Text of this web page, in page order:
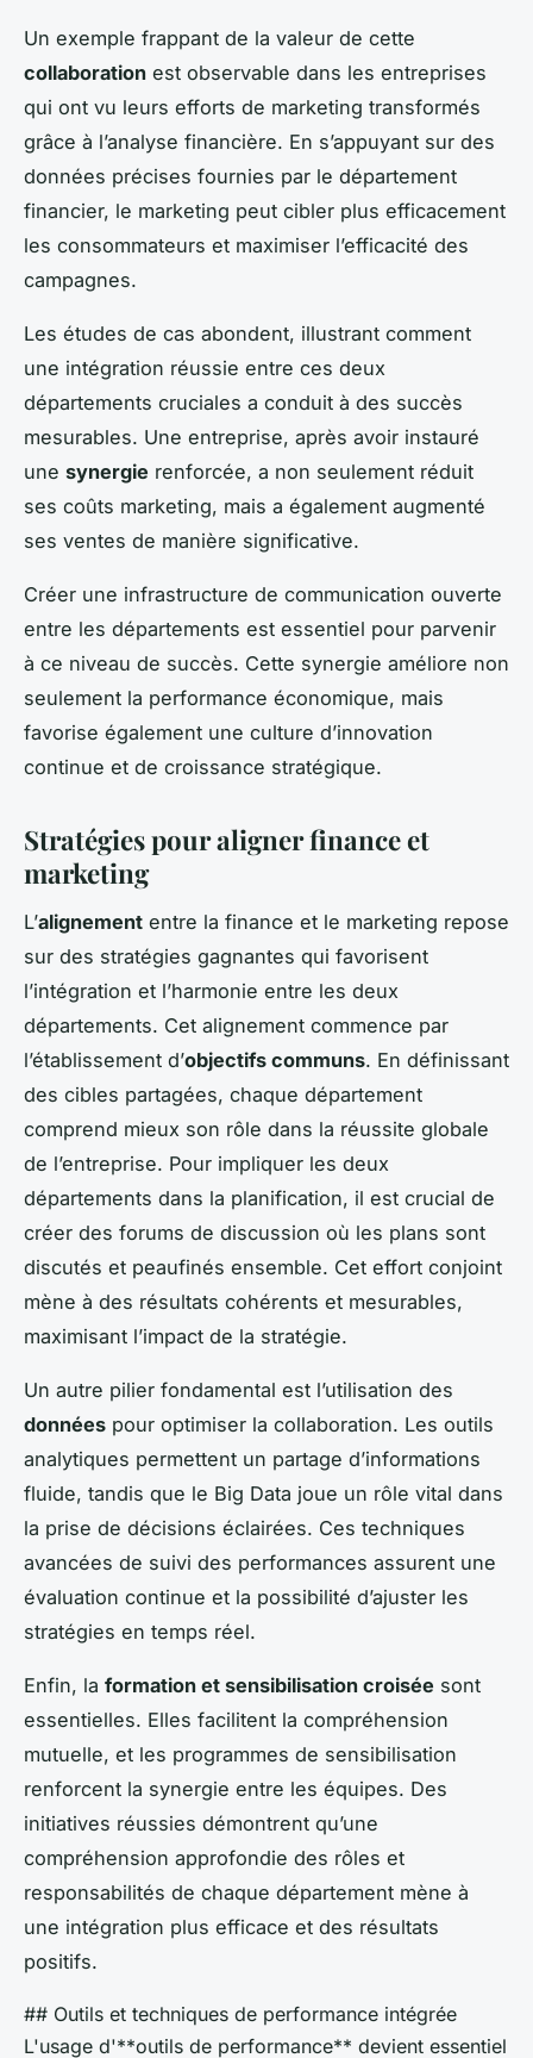
Un exemple frappant de la valeur de cette
collaboration est observable dans les entreprises
qui ont vu leurs efforts de marketing transformés
grâce à l’analyse financière. En s’appuyant sur des
données précises fournies par le département
financier, le marketing peut cibler plus efficacement
les consommateurs et maximiser l’efficacité des
campagnes.
Les études de cas abondent, illustrant comment
une intégration réussie entre ces deux
départements cruciales a conduit à des succès
mesurables. Une entreprise, après avoir instauré
une synergie renforcée, a non seulement réduit
ses coûts marketing, mais a également augmenté
ses ventes de manière significative.
Créer une infrastructure de communication ouverte
entre les départements est essentiel pour parvenir
à ce niveau de succès. Cette synergie améliore non
seulement la performance économique, mais
favorise également une culture d’innovation
continue et de croissance stratégique.
Stratégies pour aligner finance et
marketing
L’alignement entre la finance et le marketing repose
sur des stratégies gagnantes qui favorisent
l’intégration et l’harmonie entre les deux
départements. Cet alignement commence par
l’établissement d’objectifs communs. En définissant
des cibles partagées, chaque département
comprend mieux son rôle dans la réussite globale
de l’entreprise. Pour impliquer les deux
départements dans la planification, il est crucial de
créer des forums de discussion où les plans sont
discutés et peaufinés ensemble. Cet effort conjoint
mène à des résultats cohérents et mesurables,
maximisant l’impact de la stratégie.
Un autre pilier fondamental est l’utilisation des
données pour optimiser la collaboration. Les outils
analytiques permettent un partage d’informations
fluide, tandis que le Big Data joue un rôle vital dans
la prise de décisions éclairées. Ces techniques
avancées de suivi des performances assurent une
évaluation continue et la possibilité d’ajuster les
stratégies en temps réel.
Enfin, la formation et sensibilisation croisée sont
essentielles. Elles facilitent la compréhension
mutuelle, et les programmes de sensibilisation
renforcent la synergie entre les équipes. Des
initiatives réussies démontrent qu’une
compréhension approfondie des rôles et
responsabilités de chaque département mène à
une intégration plus efficace et des résultats
positifs.
## Outils et techniques de performance intégrée
L'usage d'**outils de performance** devient essentiel